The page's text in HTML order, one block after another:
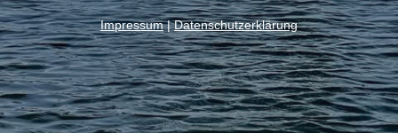
Impressum|Datenschutzerklärung